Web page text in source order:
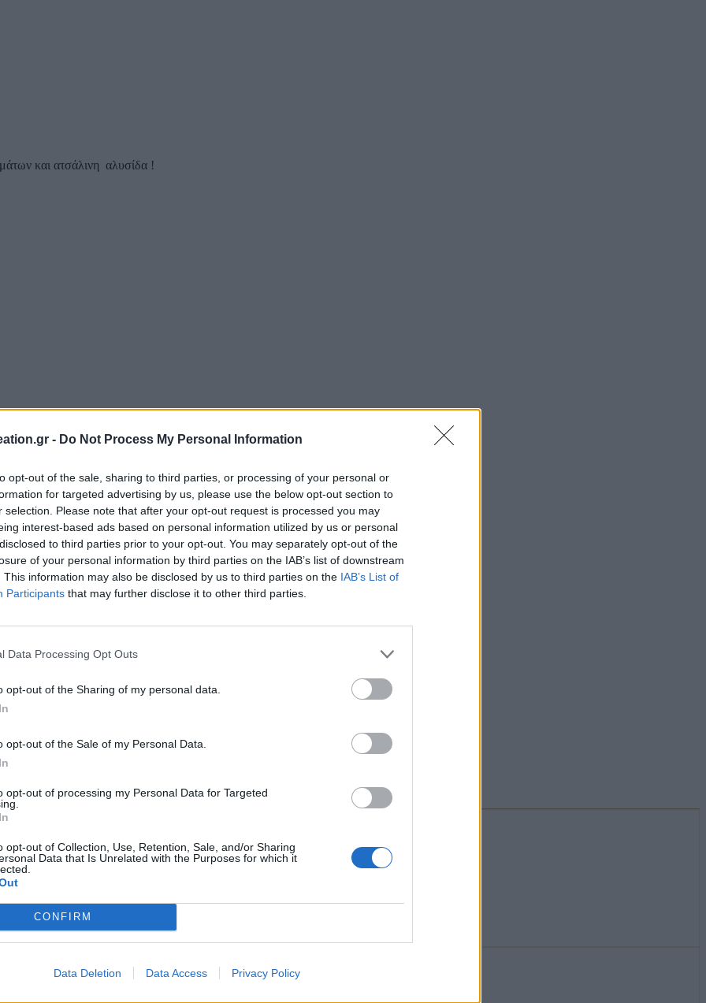
- Do Not Process My Personal Information
opt-out of the sale, sharing to third parties, or processing of your personal or
for targeted advertising by us, please use the below opt-out section to
selection. Please note that after your opt-out request is processed you may
interest-based ads based on personal information utilized by us or personal
to third parties prior to your opt-out. You may separately opt-out of the
of your personal information by third parties on the IAB’s list of downstream
This information may also be disclosed by us to third parties on the IAB’s List of
Participants that may further disclose it to other third parties.
Data Processing Opt Outs
opt-out of the Sharing of my personal data.
opt-out of the Sale of my Personal Data.
opt-out of processing my Personal Data for Targeted
opt-out of Collection, Use, Retention, Sale, and/or Sharing
Data that Is Unrelated with the Purposes for which it
CONFIRM
Data Deletion Data Access Privacy Policy
και ατσάλινη αλυσίδα !
χρωμάτων
Δευτέρα έως Σάββατο